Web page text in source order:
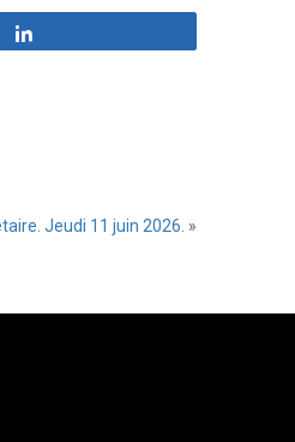
Jeudi 11 juin 2026. »